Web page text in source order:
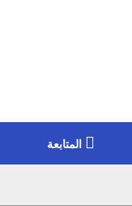
المتابعة